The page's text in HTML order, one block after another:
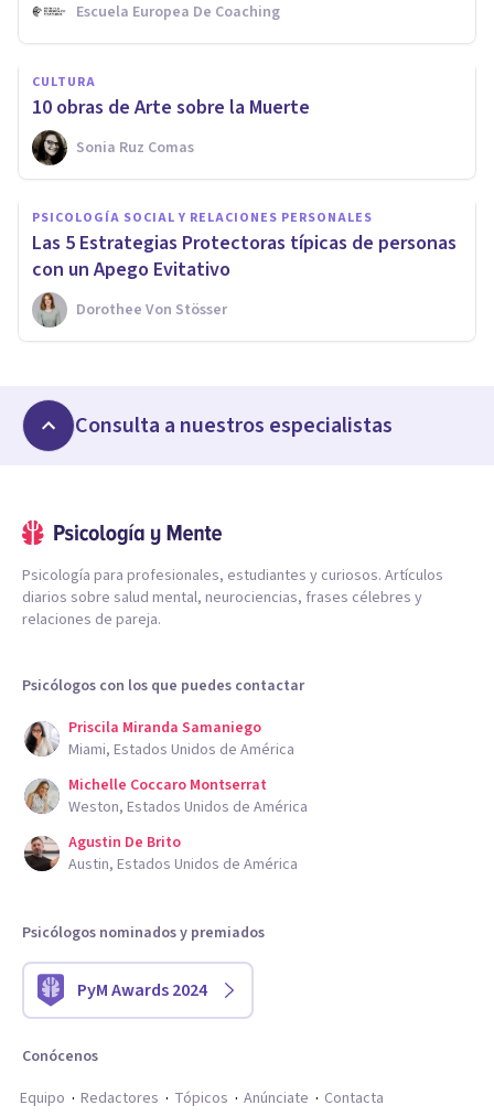
Escuela Europea De Coaching
CULTURA
10 obras de Arte sobre la Muerte
Sonia Ruz Comas
PSICOLOGÍA SOCIAL Y RELACIONES PERSONALES
Las 5 Estrategias Protectoras típicas de personas
con un Apego Evitativo
Dorothee Von Stösser
Consulta a nuestros especialistas
Psicología para profesionales, estudiantes y curiosos. Artículos
diarios sobre salud mental, neurociencias, frases célebres y
relaciones de pareja.
Psicólogos con los que puedes contactar
Priscila Miranda Samaniego
Miami, Estados Unidos de América
Michelle Coccaro Montserrat
Weston, Estados Unidos de América
Agustin De Brito
Austin, Estados Unidos de América
Psicólogos nominados y premiados
PyM Awards 2024
Conócenos
Equipo
Redactores Tópicos Anúnciate Contacta